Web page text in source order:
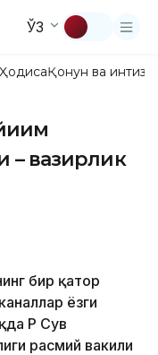
ЎЗ
ҲодисаҚонун ва
– вазирлик
бир қатор
ёзги
ҚР Сув
расмий вакили